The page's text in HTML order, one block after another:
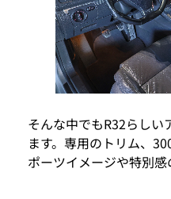
そんな中でもR32らしい
ます。専用のトリム、
ポーツイメージや特別